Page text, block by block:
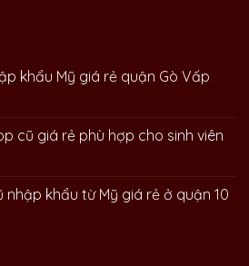
khẩu Mỹ giá rẻ quận Gò Vấp
cũ giá rẻ phù hợp cho sinh viên
nhập khẩu từ Mỹ giá rẻ ở quận 10